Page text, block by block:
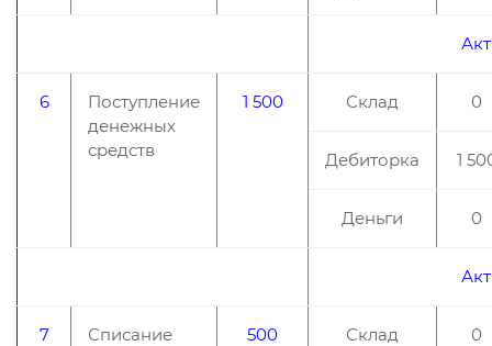
6
Поступление
денежных
средств
1 500 Склад 0
Дебиторка 1
Деньги 0
7
Списание
500 Склад 0